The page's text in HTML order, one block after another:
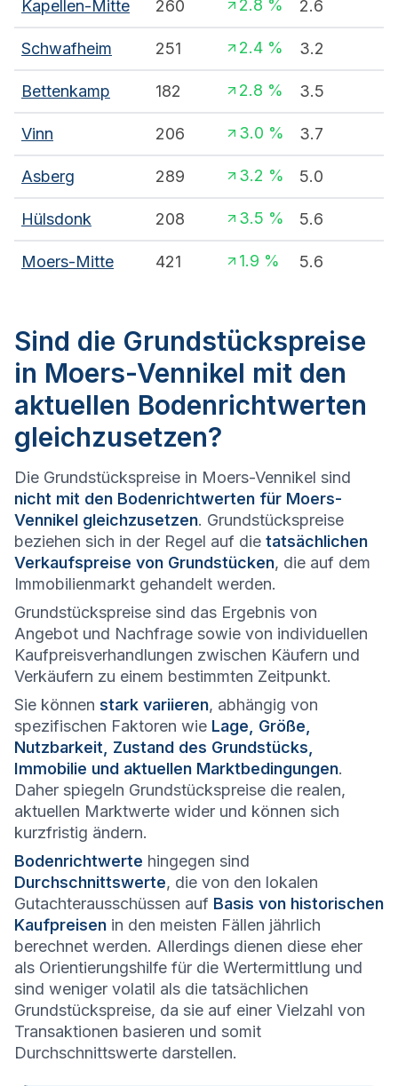
Kapellen-Mitte 260 2.8 % 2.6
Schwafheim 251 2.4 % 3.2
Bettenkamp 182 2.8 % 3.5
Vinn 206 3.0 % 3.7
Asberg 289 3.2 % 5.0
Hülsdonk 208 3.5 % 5.6
Moers-Mitte 421 1.9 % 5.6
Sind die Grundstückspreise
in Moers-Vennikel mit den
aktuellen Bodenrichtwerten
gleichzusetzen?
Die Grundstückspreise in Moers-Vennikel sind
nicht mit den Bodenrichtwerten für Moers-
Vennikel gleichzusetzen. Grundstückspreise
beziehen sich in der Regel auf die tatsächlichen
Verkaufspreise von Grundstücken, die auf dem
Immobilienmarkt gehandelt werden.
Grundstückspreise sind das Ergebnis von
Angebot und Nachfrage sowie von individuellen
Kaufpreisverhandlungen zwischen Käufern und
Verkäufern zu einem bestimmten Zeitpunkt.
Sie können stark variieren, abhängig von
spezifischen Faktoren wie Lage, Größe,
Nutzbarkeit, Zustand des Grundstücks,
Immobilie und aktuellen Marktbedingungen.
Daher spiegeln Grundstückspreise die realen,
aktuellen Marktwerte wider und können sich
kurzfristig ändern.
Bodenrichtwerte hingegen sind
Durchschnittswerte, die von den lokalen
Gutachterausschüssen auf Basis von historischen
Kaufpreisen in den meisten Fällen jährlich
berechnet werden. Allerdings dienen diese eher
als Orientierungshilfe für die Wertermittlung und
sind weniger volatil als die tatsächlichen
Grundstückspreise, da sie auf einer Vielzahl von
Transaktionen basieren und somit
Durchschnittswerte darstellen.